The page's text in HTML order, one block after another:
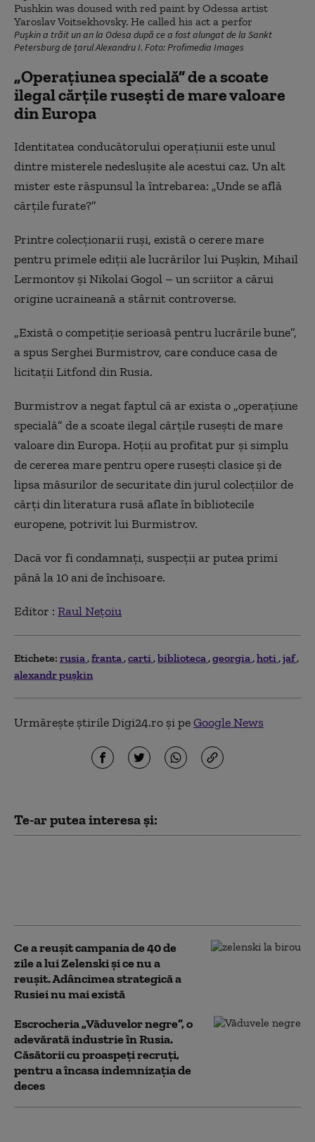
Pușkin a trăit un an la Odesa după ce a fost alungat de la Sankt
Petersburg de țarul Alexandru I. Foto: Profimedia Images
„Operațiunea specială” de a scoate
ilegal cărțile rusești de mare valoare
din Europa
Identitatea conducătorului operațiunii este unul
dintre misterele nedeslușite ale acestui caz. Un alt
mister este răspunsul la întrebarea: „Unde se află
cărțile furate?”
Printre colecționarii ruși, există o cerere mare
pentru primele ediții ale lucrărilor lui Pușkin, Mihail
Lermontov și Nikolai Gogol – un scriitor a cărui
origine ucraineană a stârnit controverse.
„Există o competiție serioasă pentru lucrările bune”,
a spus Serghei Burmistrov, care conduce casa de
licitații Litfond din Rusia.
Burmistrov a negat faptul că ar exista o „operațiune
specială” de a scoate ilegal cărțile rusești de mare
valoare din Europa. Hoții au profitat pur și simplu
de cererea mare pentru opere rusești clasice și de
lipsa măsurilor de securitate din jurul colecțiilor de
cărți din literatura rusă aflate în bibliotecile
europene, potrivit lui Burmistrov.
Dacă vor fi condamnați, suspecții ar putea primi
până la 10 ani de închisoare.
Editor : Raul Nețoiu
Etichete: rusia franta carti biblioteca georgia hoti jaf
alexandr pușkin
Urmărește știrile Digi24.ro și peGoogle News
Te-ar putea interesa și:
Ce a reușit campania de 40 de
zile a lui Zelenski și ce nu a
reușit. Adâncimea strategică a
Rusiei nu mai există
Escrocheria „Văduvelor negre”, o
adevărată industrie în Rusia.
Căsătorii cu proaspeți recruți,
pentru a încasa indemnizaţia de
deces